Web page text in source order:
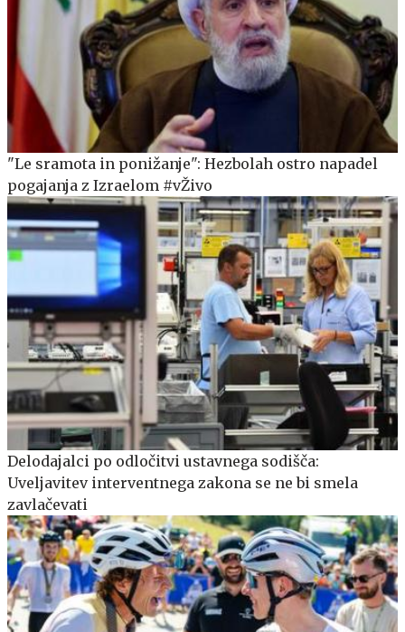
"Le sramota in ponižanje": Hezbolah ostro napadel
pogajanja z Izraelom #vŽivo
Delodajalci po odločitvi ustavnega sodišča:
Uveljavitev interventnega zakona se ne bi smela
zavlačevati